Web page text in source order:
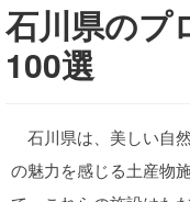
石川県のプ
100選
石川県は、美しい自
の魅力を感じる土産物